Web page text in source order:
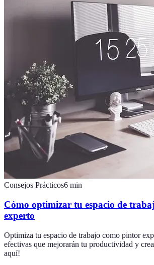
Consejos Prácticos6 min
Cómo optimizar tu espacio de
experto
Optimiza tu espacio de trabajo como pintor
efectivas que mejorarán tu productividad y
aquí!